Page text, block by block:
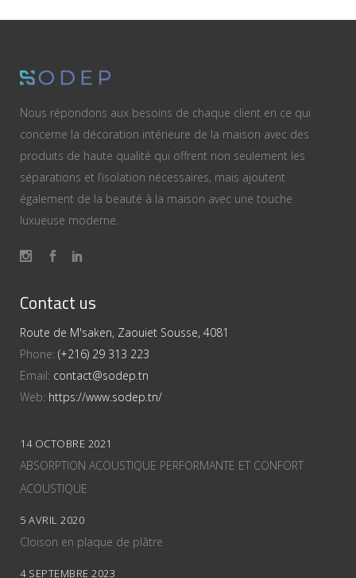
Nous répondons aux besoins de chaque client en ce qui
concerne la décoration intérieure de la maison avec des
produits de haute qualité qui offrent non seulement les
séparations et l’isolation nécessaires, mais ajoutent
également de la beauté à la maison avec une touche
luxueuse moderne.
Contact us
Route de M'saken, Zaouiet Sousse, 4081
Phone: (+216) 29 313 223
Email: contact@sodep.tn
Web: https://www.sodep.tn/
14 OCTOBRE 2021
ABSORPTION ACOUSTIQUE PERFORMANTE ET CONFORT
ACOUSTIQUE
5 AVRIL 2020
Cloison en plaque de plâtre
4 SEPTEMBRE 2023